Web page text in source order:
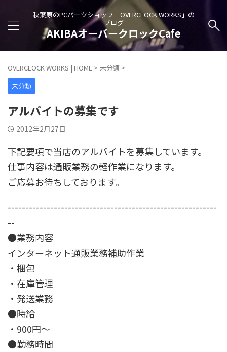
秋葉原のPCパーツショップ「OVERCLOCK WORKS」の
ブログ
AKIBAオーバークロックCafe
OVERCLOCK WORKS | HOME > 未分類 >
未分類
アルバイトの募集です
2012年2月27日
下記要項で当店のアルバイトを募集しています。
仕事内容は通販業務の軽作業になります。
ご応募お待ちしております。
-----------------------------------------------------------
--
●業務内容
インターネット通販業務補助作業
・梱包
・在庫管理
・発送業務
●時給
・900円～
●勤務時間